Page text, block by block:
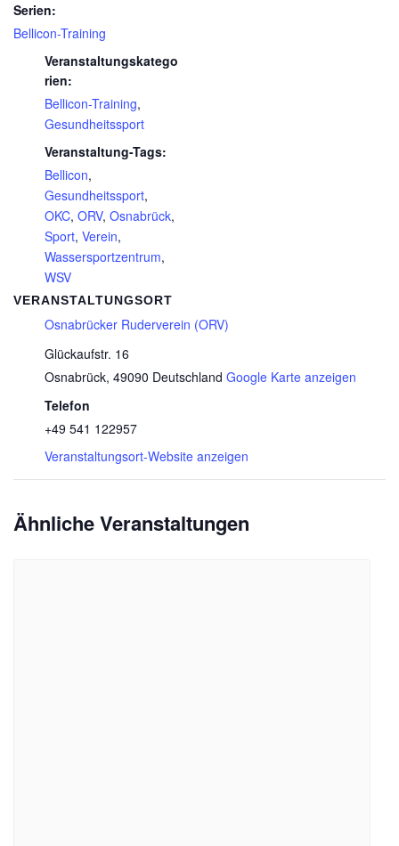
Serien:
Bellicon-Training
Veranstaltungskatego
rien:
Bellicon-Training,
Gesundheitssport
Veranstaltung-Tags:
Bellicon,
Gesundheitssport,
OKC, ORV, Osnabrück,
Sport, Verein,
Wassersportzentrum,
WSV
VERANSTALTUNGSORT
Osnabrücker Ruderverein (ORV)
Glückaufstr. 16
Osnabrück, 49090 Deutschland Google Karte anzeigen
Telefon
+49 541 122957
Veranstaltungsort-Website anzeigen
Ähnliche Veranstaltungen